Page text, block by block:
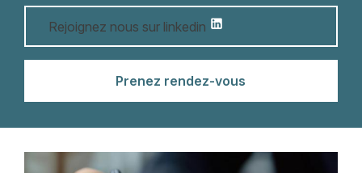
Rejoignez nous sur linkedin
Prenez rendez-vous